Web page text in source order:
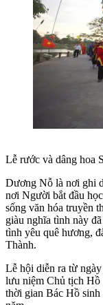
Lễ rước và dâng hoa
Dương Nỗ là nơi ghi
nơi Người bắt đầu
sống văn hóa truyền
giàu nghĩa tình này
tình yêu quê hương,
Thành.
Lễ hội diễn ra từ
lưu niệm Chủ tịch
thời gian Bác Hồ sinh